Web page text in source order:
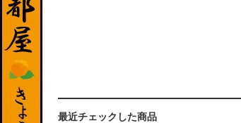
最近チェックした商品